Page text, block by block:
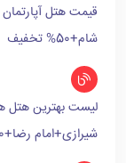
قیمت هتل
شام+50% تخفیف
شیرازی+امام رضا+50% تخفیف